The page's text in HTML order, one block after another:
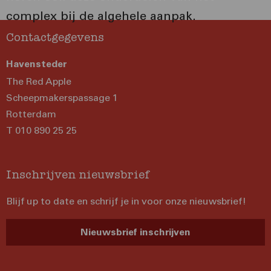
complex bij de algehele aanpak.
Contactgegevens
Havensteder
The Red Apple
Scheepmakerspassage 1
Rotterdam
T 010 890 25 25
Inschrijven nieuwsbrief
Blijf up to date en schrijf je in voor onze nieuwsbrief!
Nieuwsbrief inschrijven